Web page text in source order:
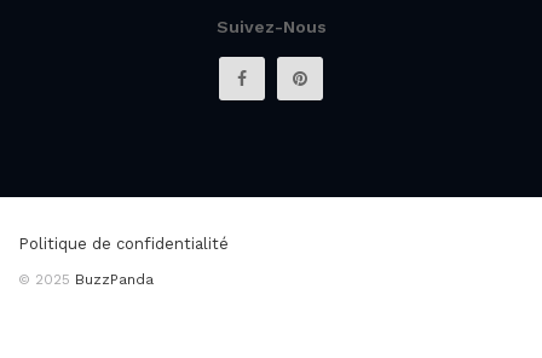
Suivez-Nous
Politique de confidentialité
© 2025 BuzzPanda